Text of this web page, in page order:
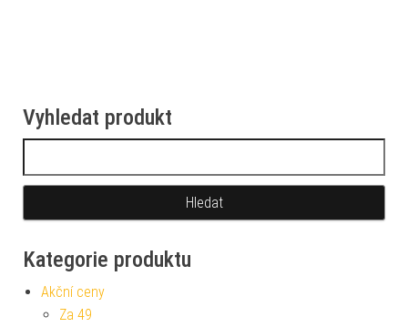
Vyhledat produkt
Kategorie produktu
Akční ceny
Za 49